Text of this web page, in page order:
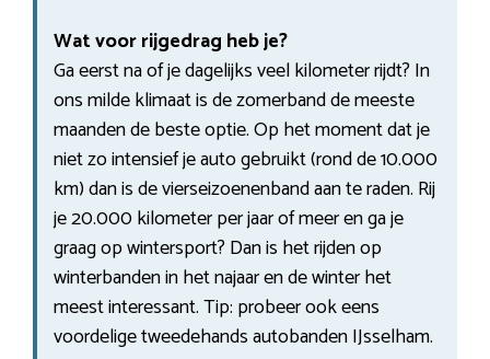
Wat voor rijgedrag heb je?
Ga eerst na of je dagelijks veel kilometer rijdt? In
ons milde klimaat is de zomerband de meeste
maanden de beste optie. Op het moment dat je
niet zo intensief je auto gebruikt (rond de 10.000
km) dan is de vierseizoenenband aan te raden. Rij
je 20.000 kilometer per jaar of meer en ga je
graag op wintersport? Dan is het rijden op
winterbanden in het najaar en de winter het
meest interessant. Tip: probeer ook eens
voordelige tweedehands autobanden IJsselham.